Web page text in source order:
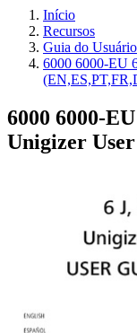
Início
Recursos
Guia do Usuário
6000 6000-EU
6000 6000-
Unigizer